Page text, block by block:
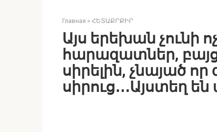
Главная » ՀԵՏԱՔՐՔԻՐ
Այս երեխան չունի
հարազատներ,
սիրելին, չնայած
սիրուց․․․Այստեղ